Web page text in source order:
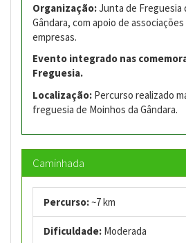
Organização:Junta de Freguesia
Gândara, com apoio de
empresas.
Evento integrado nas
Freguesia.
Localização: Percurso realizado
freguesia de Moinhos da Gândara.
Caminhada
Percurso:~7 km
Dificuldade: Moderada